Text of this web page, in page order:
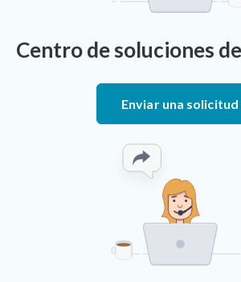
Centro de soluciones
Enviar una solicitud